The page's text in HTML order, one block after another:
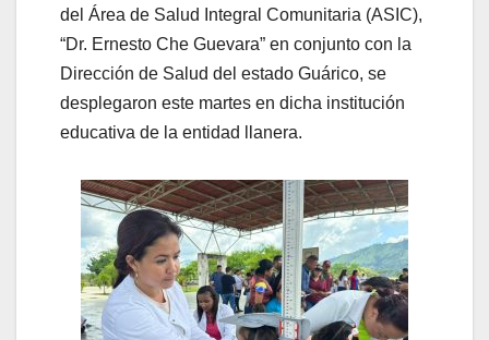
del Área de Salud Integral Comunitaria (ASIC),
“Dr. Ernesto Che Guevara” en conjunto con la
Dirección de Salud del estado Guárico, se
desplegaron este martes en dicha institución
educativa de la entidad llanera.